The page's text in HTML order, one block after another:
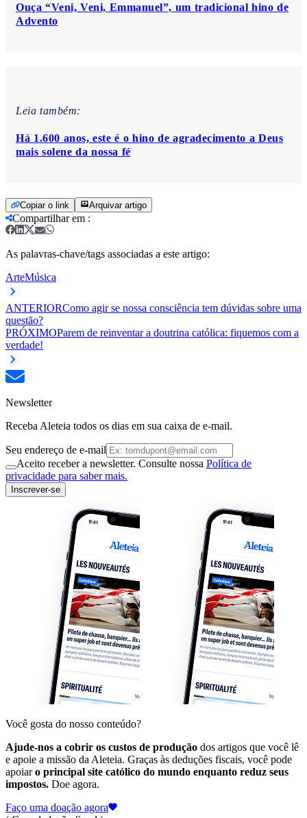
Ouça “Veni, Veni, Emmanuel”, um tradicional hino de
Advento
Leia também:
Há 1.600 anos, este é o hino de agradecimento a Deus
mais solene da nossa fé
Copiar o link Arquivar artigo
Compartilhar em :
As palavras-chave/tags associadas a este artigo:
ArteMúsica
ANTERIORComo agir se nossa consciência tem dúvidas sobre uma
questão?
PRÓXIMOParem de reinventar a doutrina católica: fiquemos com a
verdade!
Newsletter
Receba Aleteia todos os dias em sua caixa de e-mail.
Seu endereço de e-mail
Aceito receber a newsletter. Consulte nossa Política de
privacidade para saber mais.
Inscrever-se
Você gosta do nosso conteúdo?
Ajude-nos a cobrir os custos de produção dos artigos que você lê
e apoie a missão da Aleteia. Graças às deduções fiscais, você pode
apoiaro principal site católico do mundo enquanto reduz seus
impostos. Doe agora.
Faço uma doação agora